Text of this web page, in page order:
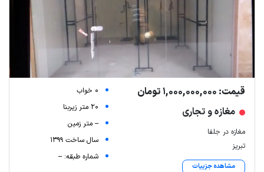
قیمت: 1,000,000,000 تومان
مغازه و تجاری
مغازه در جلفا
تبریز
مشاهده جزییات
0 خواب
20 متر زیربنا
-- متر زمین
سال ساخت 1399
شماره طبقه: --